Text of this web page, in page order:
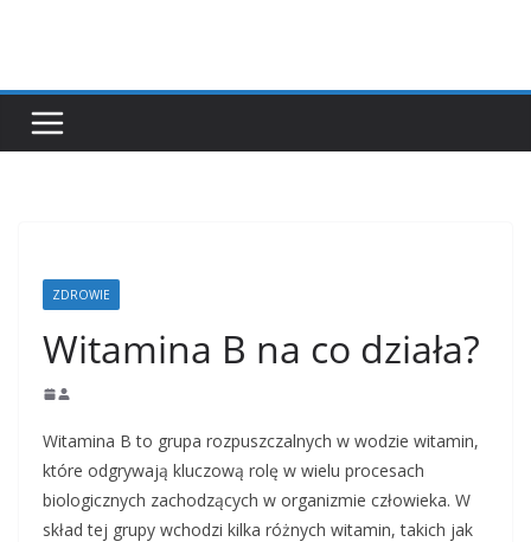
ZDROWIE
Witamina B na co działa?
Witamina B to grupa rozpuszczalnych w wodzie witamin,
które odgrywają kluczową rolę w wielu procesach
biologicznych zachodzących w organizmie człowieka. W
skład tej grupy wchodzi kilka różnych witamin, takich jak